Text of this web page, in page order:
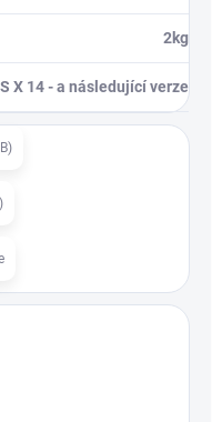
2kg
X 14 - a následující verze